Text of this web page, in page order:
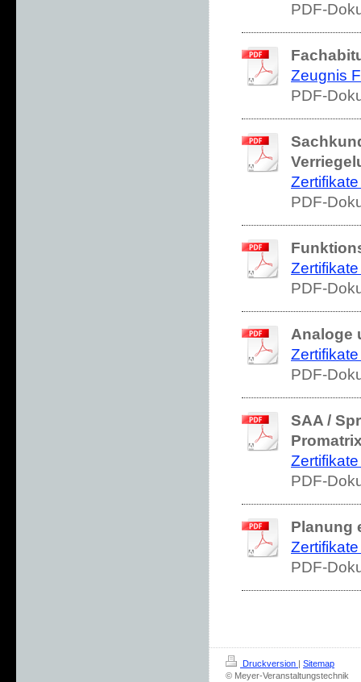
PDF-
Zeugnis
PDF-
PDF-
PDF-
Analoge
PDF-
SAA /
PDF-
Planung
PDF-
Druckversion | Sitemap
© Meyer-Veranstaltungstechnik